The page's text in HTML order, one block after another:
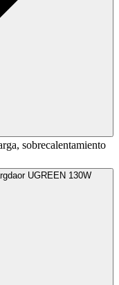
sobrecalentamiento
UGREEN 130W